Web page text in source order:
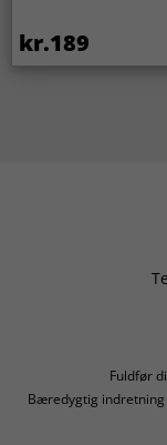
kr.189
Fuldfør
Bæredygtig indretning